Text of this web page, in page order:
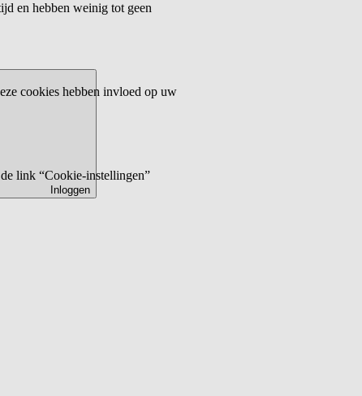
Inloggen
en hebben weinig tot geen
cookies hebben invloed op uw
link “Cookie-instellingen”